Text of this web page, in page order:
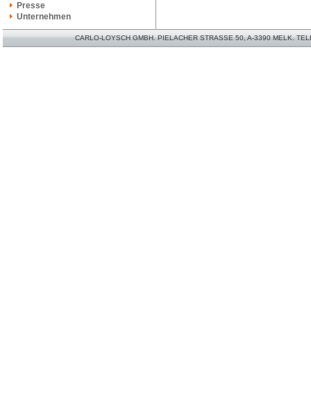
Presse
Unternehmen
CARLO-LOYSCH GMBH. PIELACHER STRASSE 50, A-3390 MELK.